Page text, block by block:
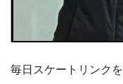
毎日スケートリンク